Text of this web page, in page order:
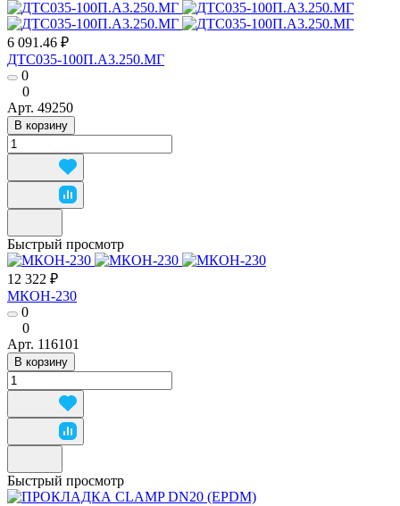
6 091.46 ₽
ДТС035-100П.А3.250.МГ
0
0
Арт. 49250
В корзину
Быстрый просмотр
12 322 ₽
МКОН-230
0
0
Арт. 116101
В корзину
Быстрый просмотр